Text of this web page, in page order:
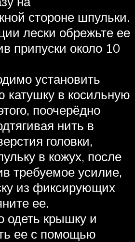
стороне шпульки.
лески обрежьте ее
припуски около 10
установить
катушку в косильную
поочерёдно
нить в
головки,
в кожух, после
требуемое усилие,
из фиксирующих
ее.
одеть крышку и
ее с помощью